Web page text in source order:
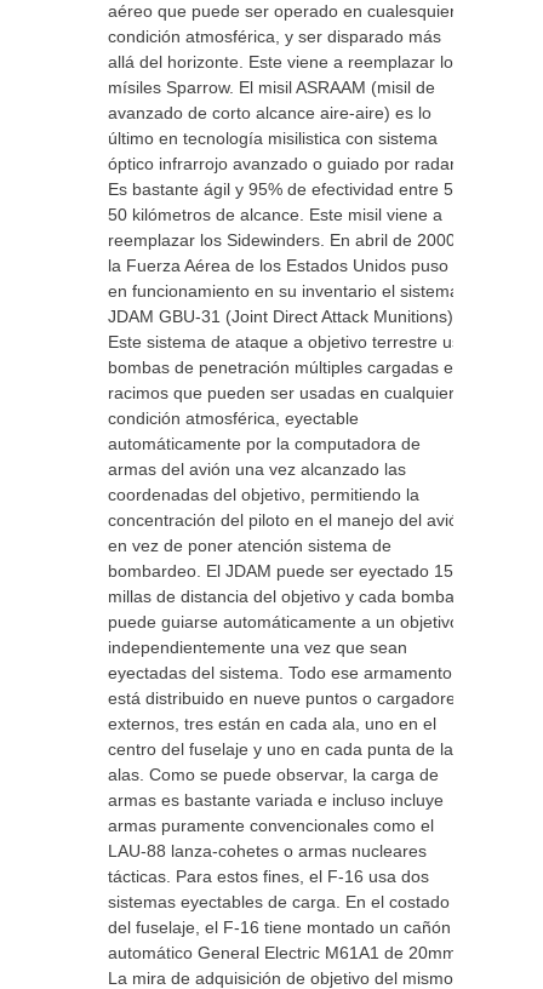
aéreo que puede ser operado en cualesquiera
condición atmosférica, y ser disparado más
allá del horizonte. Este viene a reemplazar los
mísiles Sparrow. El misil ASRAAM (misil de
avanzado de corto alcance aire-aire) es lo
último en tecnología misilistica con sistema
óptico infrarrojo avanzado o guiado por radar.
Es bastante ágil y 95% de efectividad entre 5 a
50 kilómetros de alcance. Este misil viene a
reemplazar los Sidewinders. En abril de 2000,
la Fuerza Aérea de los Estados Unidos puso
en funcionamiento en su inventario el sistema
JDAM GBU-31 (Joint Direct Attack Munitions).
Este sistema de ataque a objetivo terrestre usa
bombas de penetración múltiples cargadas en
racimos que pueden ser usadas en cualquier
condición atmosférica, eyectable
automáticamente por la computadora de
armas del avión una vez alcanzado las
coordenadas del objetivo, permitiendo la
concentración del piloto en el manejo del avión
en vez de poner atención sistema de
bombardeo. El JDAM puede ser eyectado 15
millas de distancia del objetivo y cada bomba
puede guiarse automáticamente a un objetivo
independientemente una vez que sean
eyectadas del sistema. Todo ese armamento
está distribuido en nueve puntos o cargadores
externos, tres están en cada ala, uno en el
centro del fuselaje y uno en cada punta de las
alas. Como se puede observar, la carga de
armas es bastante variada e incluso incluye
armas puramente convencionales como el
LAU-88 lanza-cohetes o armas nucleares
tácticas. Para estos fines, el F-16 usa dos
sistemas eyectables de carga. En el costado
del fuselaje, el F-16 tiene montado un cañón
automático General Electric M61A1 de 20mm.
La mira de adquisición de objetivo del mismo